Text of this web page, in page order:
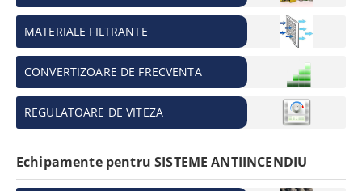
MATERIALE FILTRANTE
CONVERTIZOARE DE FRECVENTA
REGULATOARE DE VITEZA
Echipamente pentru SISTEME ANTIINCENDIU